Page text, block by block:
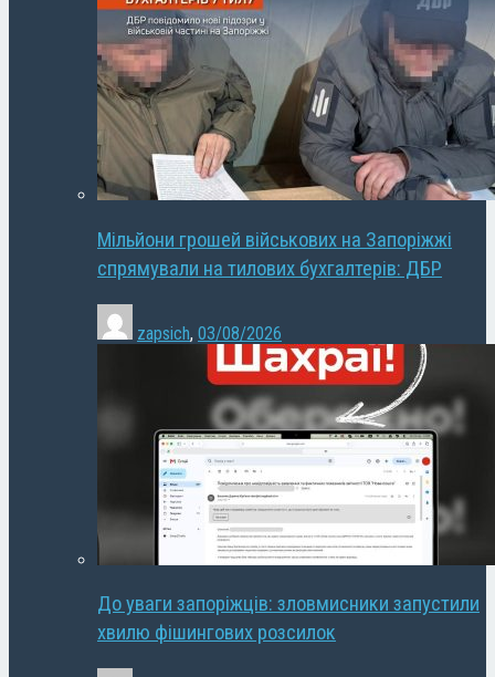
Мільйони грошей військових на Запоріжжі
спрямували на тилових бухгалтерів: ДБР
zapsich, 03/08/2026
До уваги запоріжців: зловмисники запустили
хвилю фішингових розсилок